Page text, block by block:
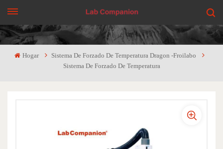
CONSIGUE UNA COTIZACIÓN
Hogar
Sistema De Forzado De Temperatura Dragon -Froilabo
Sistema De Forzado De Temperatura